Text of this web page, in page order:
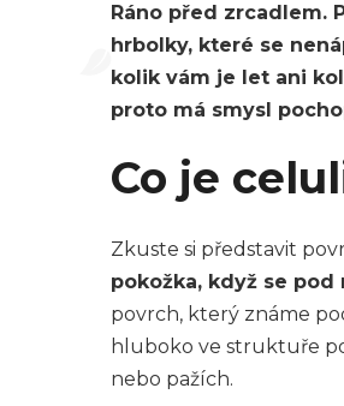
Ráno před zrcadlem.
hrbolky, které se
kolik vám je let ani
proto má smysl
Co je
Zkuste si představit
pokožka, když se
povrch, který známe
hluboko ve struktuře
nebo pažích.